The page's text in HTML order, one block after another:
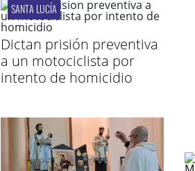
SANTA LUCÍA
Dictan prisión preventiva
a un motociclista por
intento de homicidio